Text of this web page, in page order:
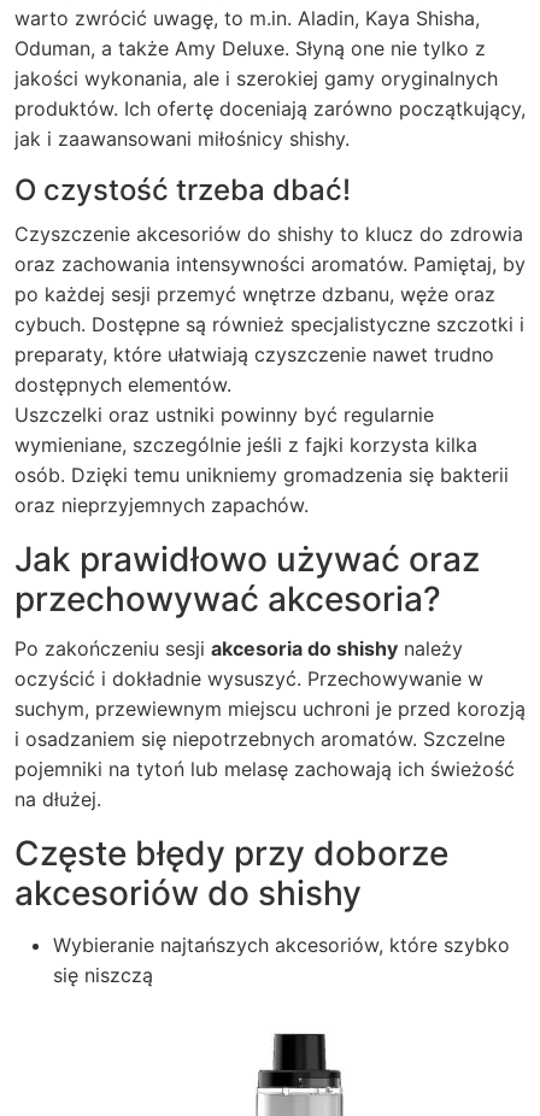
warto zwrócić uwagę, to m.in. Aladin, Kaya Shisha,
Oduman, a także Amy Deluxe. Słyną one nie tylko z
jakości wykonania, ale i szerokiej gamy oryginalnych
produktów. Ich ofertę doceniają zarówno początkujący,
jak i zaawansowani miłośnicy shishy.
O czystość trzeba dbać!
Czyszczenie akcesoriów do shishy to klucz do zdrowia
oraz zachowania intensywności aromatów. Pamiętaj, by
po każdej sesji przemyć wnętrze dzbanu, węże oraz
cybuch. Dostępne są również specjalistyczne szczotki i
preparaty, które ułatwiają czyszczenie nawet trudno
dostępnych elementów.
Uszczelki oraz ustniki powinny być regularnie
wymieniane, szczególnie jeśli z fajki korzysta kilka
osób. Dzięki temu unikniemy gromadzenia się bakterii
oraz nieprzyjemnych zapachów.
Jak prawidłowo używać oraz
przechowywać akcesoria?
Po zakończeniu sesji akcesoria do shishy należy
oczyścić i dokładnie wysuszyć. Przechowywanie w
suchym, przewiewnym miejscu uchroni je przed korozją
i osadzaniem się niepotrzebnych aromatów. Szczelne
pojemniki na tytoń lub melasę zachowają ich świeżość
na dłużej.
Częste błędy przy doborze
akcesoriów do shishy
Wybieranie najtańszych akcesoriów, które szybko
się niszczą